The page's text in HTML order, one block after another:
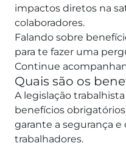
impactos diretos na
colaboradores.
Falando sobre
para te fazer uma
Continue
Quais são os
A legislação
benefícios
garante a segurança e
trabalhadores.